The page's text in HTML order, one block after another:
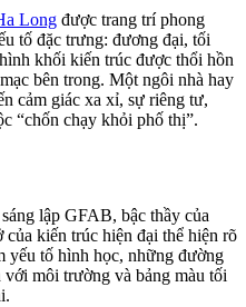
Long được trang trí phong
tố đặc trưng: đương đại, tối
khối kiến trúc được thổi hồn
bên trong. Một ngôi nhà hay
cảm giác xa xỉ, sự riêng tư,
“chốn chạy khỏi phố thị”.
lập GFAB, bậc thầy của
kiến trúc hiện đại thể hiện rõ
yếu tố hình học, những đường
với môi trường và bảng màu tối